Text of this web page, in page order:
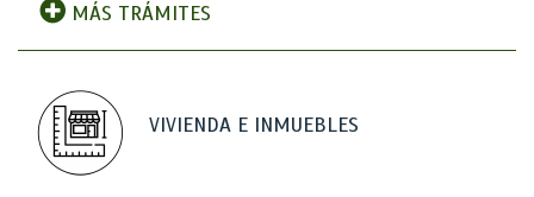
MÁS TRÁMITES
VIVIENDA E INMUEBLES